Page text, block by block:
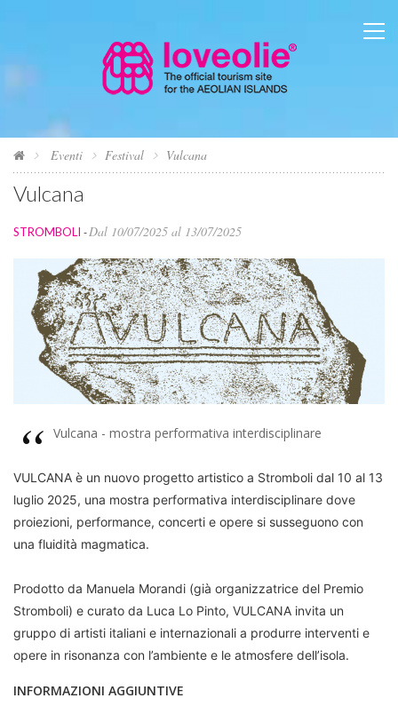
Eventi Festival Vulcana
Vulcana
STROMBOLI -Dal 10/07/2025 al 13/07/2025
Vulcana - mostra performativa interdisciplinare
VULCANA è un nuovo progetto artistico a Stromboli dal 10 al 13
luglio 2025, una mostra performativa interdisciplinare dove
proiezioni, performance, concerti e opere si susseguono con
una fluidità magmatica.
Prodotto da Manuela Morandi (già organizzatrice del Premio
Stromboli) e curato da Luca Lo Pinto, VULCANA invita un
gruppo di artisti italiani e internazionali a produrre interventi e
opere in risonanza con l’ambiente e le atmosfere dell’isola.
INFORMAZIONI AGGIUNTIVE